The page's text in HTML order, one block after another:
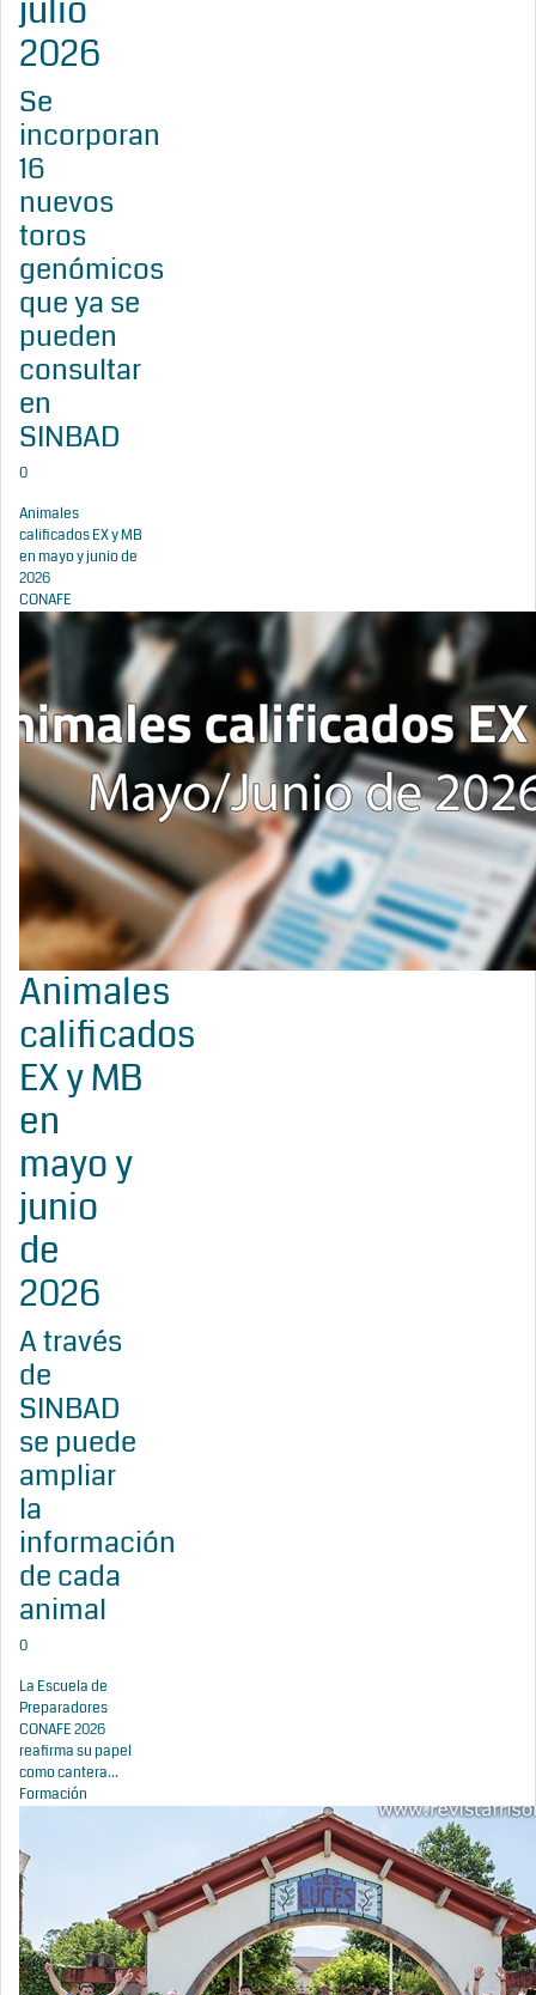
julio
2026
Se
incorporan
16
nuevos
toros
genómicos
que ya se
pueden
consultar
en
SINBAD
0
Animales
calificados EX y MB
en mayo y junio de
2026
CONAFE
Animales
calificados
EX y MB
en
mayo y
junio
de
2026
A través
de
SINBAD
se puede
ampliar
la
información
de cada
animal
0
La Escuela de
Preparadores
CONAFE 2026
reafirma su papel
como cantera...
Formación